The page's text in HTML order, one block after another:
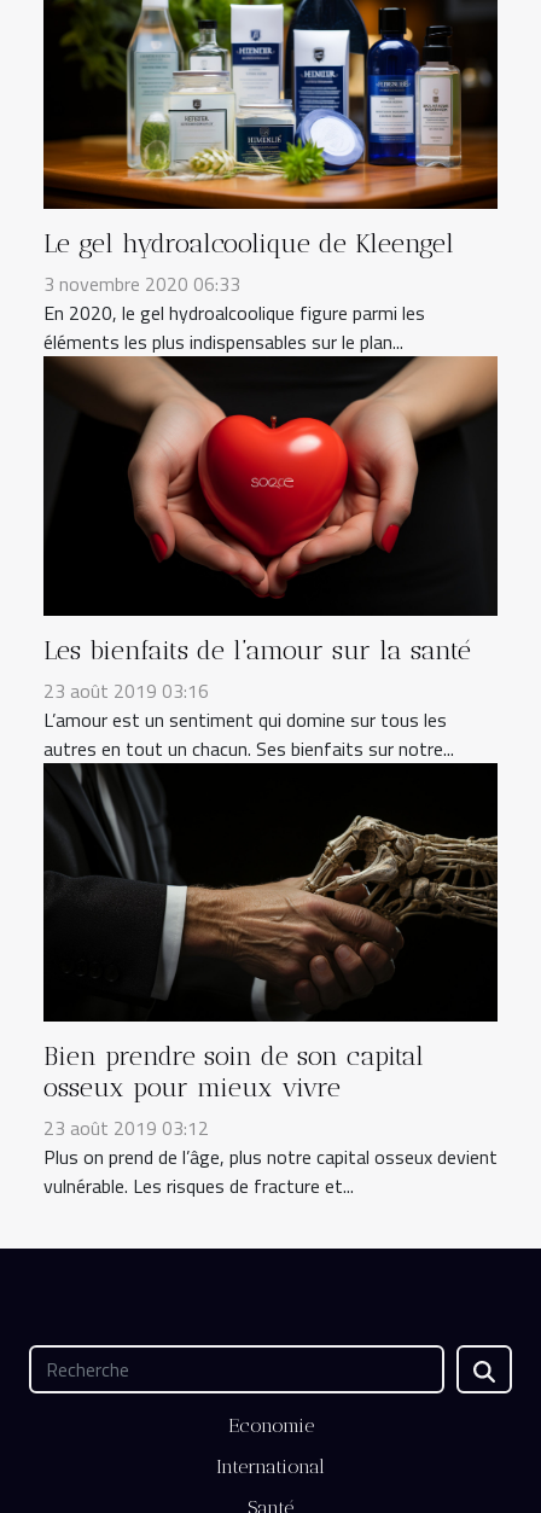
Le gel hydroalcoolique de Kleengel
3 novembre 2020 06:33
En 2020, le gel hydroalcoolique figure parmi les
éléments les plus indispensables sur le plan...
Les bienfaits de l’amour sur la santé
23 août 2019 03:16
L’amour est un sentiment qui domine sur tous les
autres en tout un chacun. Ses bienfaits sur notre...
Bien prendre soin de son capital
osseux pour mieux vivre
23 août 2019 03:12
Plus on prend de l’âge, plus notre capital osseux devient
vulnérable. Les risques de fracture et...
Economie
International
Santé